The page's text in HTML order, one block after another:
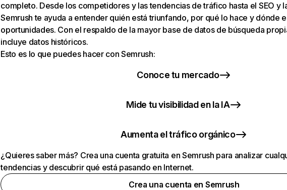
completo. Desde los competidores y las tendencias de tráfico hasta el SEO y
Semrush te ayuda a entender quién está triunfando, por qué lo hace y dónde
oportunidades. Con el respaldo de la mayor base de datos de búsqueda
incluye datos históricos.
Esto es lo que puedes hacer con Semrush:
Conoce tu mercado
Mide tu visibilidad en la IA
Aumenta el tráfico orgánico
¿Quieres saber más? Crea una cuenta gratuita en Semrush para analizar
tendencias y descubrir qué está pasando en Internet.
Crea una cuenta en Semrush